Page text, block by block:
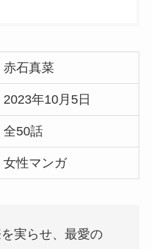
赤石真菜
2023年10月5日
全50話
女性マンガ
実らせ、最愛の